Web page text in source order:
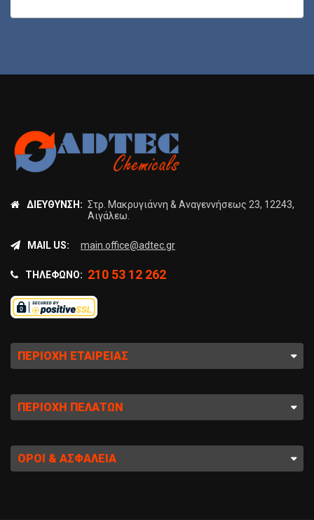
ΔΙΕΎΘΥΝΣΗ: Στρ. Μακρυγιάννη & Αναγεννήσεως 23, 12243,
Αιγάλεω.
MAIL US: main.office@adtec.gr
ΤΗΛΈΦΩΝΟ: 210 53 12 262
ΠΕΡΙΟΧΉ ΕΤΑΙΡΕΊΑΣ
ΠΕΡΙΟΧΉ ΠΕΛΑΤΏΝ
ΌΡΟΙ & ΑΣΦΆΛΕΙΑ